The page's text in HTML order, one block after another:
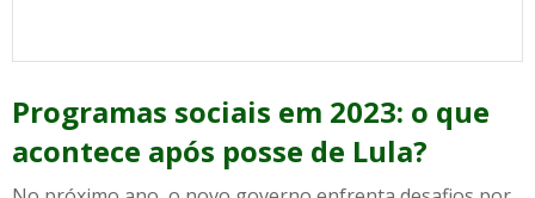
Programas sociais em 2023: o que
acontece após posse de Lula?